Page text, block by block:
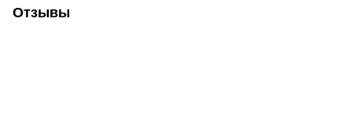
Отзывы